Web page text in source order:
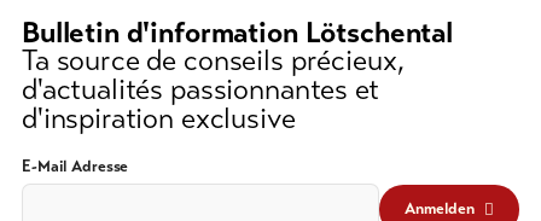
moins
3
caractères)
Bulletin d'information Lötschental
Ta source de conseils précieux,
d'actualités passionnantes et
d'inspiration exclusive
E-Mail Adresse
Anmelden